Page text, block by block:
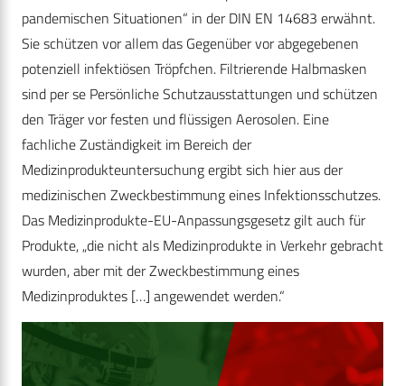
pandemischen Situationen“ in der DIN EN 14683 erwähnt.
Sie schützen vor allem das Gegenüber vor abgegebenen
potenziell infektiösen Tröpfchen. Filtrierende Halbmasken
sind per se Persönliche Schutzausstattungen und schützen
den Träger vor festen und flüssigen Aerosolen. Eine
fachliche Zuständigkeit im Bereich der
Medizinprodukteuntersuchung ergibt sich hier aus der
medizinischen Zweckbestimmung eines Infektionsschutzes.
Das Medizin­produkte-­EU-Anpas­sungs­gesetz gilt auch für
Produkte, „die nicht als Medizinprodukte in Verkehr gebracht
wurden, aber mit der Zweckbestimmung eines
Medizinproduktes […] angewendet werden.“